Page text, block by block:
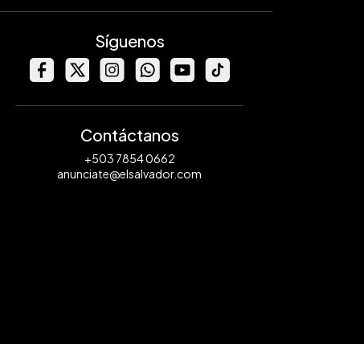
Síguenos
Contáctanos
+503 7854 0662
anunciate@elsalvador.com